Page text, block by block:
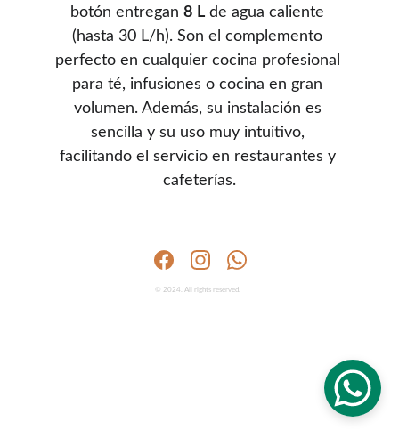
botón entregan 8 L de agua caliente
(hasta 30 L/h). Son el complemento
perfecto en cualquier cocina profesional
para té, infusiones o cocina en gran
volumen. Además, su instalación es
sencilla y su uso muy intuitivo,
facilitando el servicio en restaurantes y
cafeterías.
© 2024. All rights reserved.